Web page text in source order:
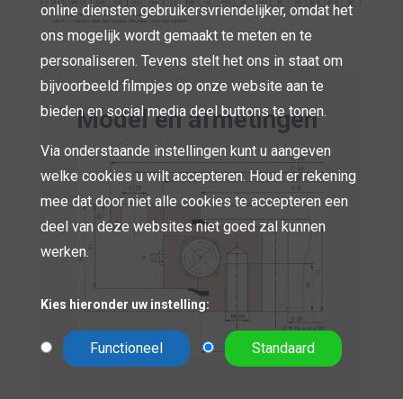
Model en afmetingen
online diensten gebruikersvriendelijker, omdat het
ons mogelijk wordt gemaakt te meten en te
personaliseren. Tevens stelt het ons in staat om
bijvoorbeeld filmpjes op onze website aan te
bieden en social media deel buttons te tonen.
Via onderstaande instellingen kunt u aangeven
welke cookies u wilt accepteren. Houd er rekening
mee dat door niet alle cookies te accepteren een
deel van deze websites niet goed zal kunnen
werken.
Kies hieronder uw instelling:
Functioneel Standaard